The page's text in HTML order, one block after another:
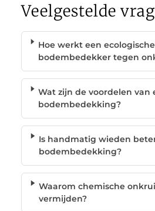
Veelgestelde
Hoe werkt een ecologische
bodembedekker tegen
Wat zijn de voordelen van
bodembedekking?
Is handmatig wieden
bodembedekking?
Waarom chemische
vermijden?